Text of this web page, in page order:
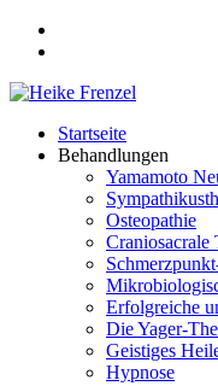
Startseite
Behandlungen
Yamamoto
Osteopathie
Craniosacrale
Erfolgreiche
Die Yager-
Geistiges
Hypnose